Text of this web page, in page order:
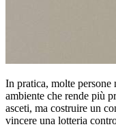
In pratica, molte persone
ambiente che rende più
asceti, ma costruire un
vincere una lotteria